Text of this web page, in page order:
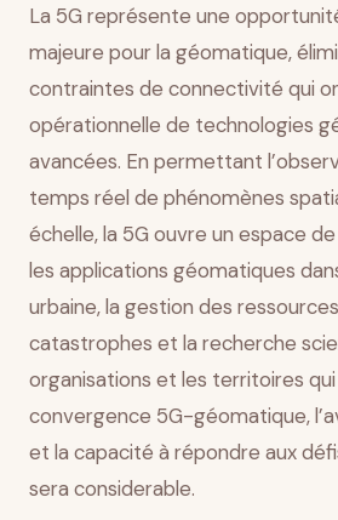
La 5G représente une
majeure pour la géomatique,
contraintes de connectivité qui
opérationnelle de technologies
avancées. En permettant
temps réel de phénomènes
échelle, la 5G ouvre un espace
les applications géomatiques
urbaine, la gestion des
catastrophes et la recherche
organisations et les territoires
convergence 5G-géomatique,
et la capacité à répondre aux
sera considerable.